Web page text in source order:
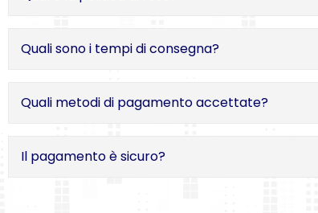
Quali sono i tempi di consegna?
Quali metodi di pagamento accettate?
Il pagamento è sicuro?